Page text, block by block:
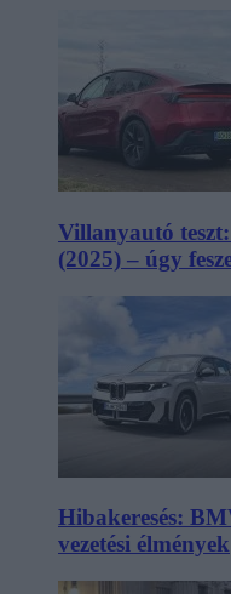
Villanyautó
(2025) – úgy
Hibakeresés:
vezetési élmények